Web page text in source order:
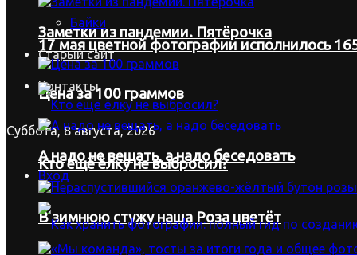
Байки
Старый сайт
Контакты
Суббота, 8 августа, 2026
Вход
Заметки из пандемии. Пятёрочка
Цена за 100 граммов
А надо не вещать, а надо беседовать
В зимнюю стужу наша Роза цветёт
17 мая цветной фотографии исполнилось
Кто ещё ёлку не выбросил?